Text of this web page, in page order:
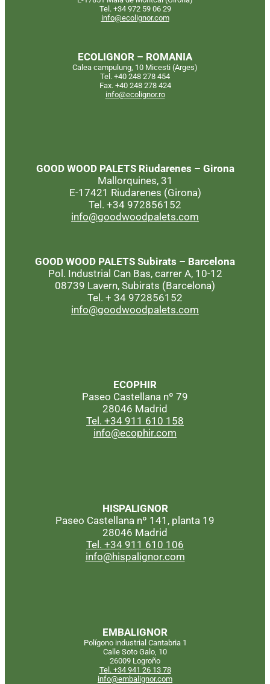
Tel. +34 972 59 06 29
info@ecolignor.com
ECOLIGNOR – ROMANIA
Calea campulung, 10 Micesti (Arges)
Tel. +40 248 278 454
Fax. +40 248 278 424
info@ecolignor.ro
GOOD WOOD PALETS Riudarenes – Girona
Mallorquines, 31
E-17421 Riudarenes (Girona)
Tel. +34 972856152
info@goodwoodpalets.com
GOOD WOOD PALETS Subirats – Barcelona
Pol. Industrial Can Bas, carrer A, 10-12
08739 Lavern, Subirats (Barcelona)
Tel. + 34 972856152
info@goodwoodpalets.com
ECOPHIR
Paseo Castellana nº 79
28046 Madrid
Tel. +34 911 610 158
info@ecophir.com
HISPALIGNOR
Paseo Castellana nº 141, planta 19
28046 Madrid
Tel. +34 911 610 106
info@hispalignor.com
EMBALIGNOR
Polígono industrial Cantabria 1
Calle Soto Galo, 10
26009 Logroño
Tel. +34 941 26 13 78
info@embalignor.com